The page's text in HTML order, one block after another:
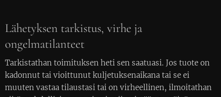
Lähetyksen tarkistus, virhe ja
ongelmatilanteet
Tarkistathan toimituksen heti sen saatuasi. Jos tuote on
kadonnut tai vioittunut kuljetuksenaikana tai se ei
muuten vastaa tilaustasi tai on virheellinen, ilmoitathan